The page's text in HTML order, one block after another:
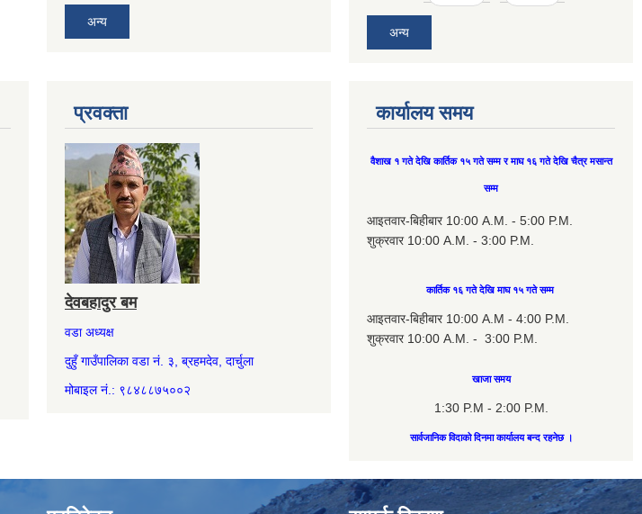
अन्य
अन्य
प्रवक्ता
देवबहादुर बम
वडा अध्यक्ष
दुहुँ गाउँपालिका वडा नं. ३, ब्रहमदेव, दार्चुला
मोबाइल नं.: ९८४८८७५००२
कार्यालय समय
वैशाख १ गते देखि कार्तिक १५ गते सम्म र माघ १६ गते देखि चैत्र मसान्त
सम्म
आइतवार-बिहीबार 10:00 A.M. - 5:00 P.M.
शुक्रवार 10:00 A.M. - 3:00 P.M.
कार्तिक १६ गते देखि माघ १५ गते सम्म
आइतवार-बिहीबार 10:00 A.M - 4:00 P.M.
शुक्रवार 10:00 A.M. - 3:00 P.M.
खाजा समय
1:30 P.M - 2:00 P.M.
सार्वजानिक विदाको दिनमा कार्यालय बन्द रहनेछ ।